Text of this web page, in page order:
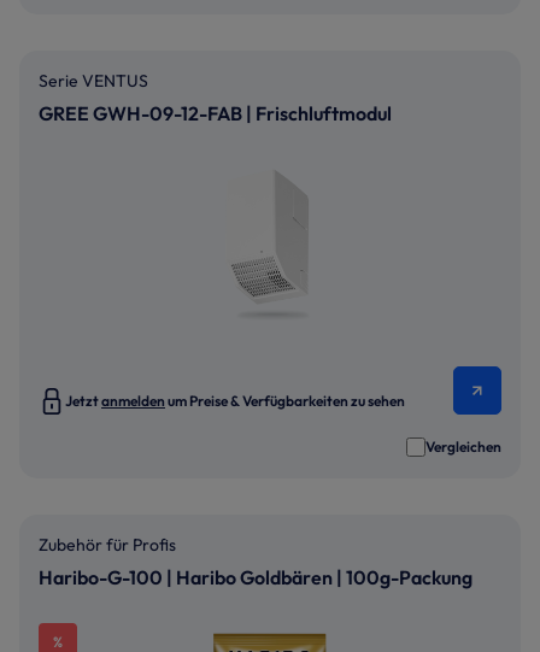
Serie VENTUS
GREE GWH-09-12-FAB | Frischluftmodul
Jetztanmelden um Preise & Verfügbarkeiten zu sehen
Vergleichen
Zubehör für Profis
Haribo-G-100 | Haribo Goldbären | 100g-Packung
%